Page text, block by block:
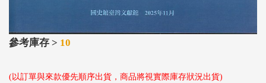
參考庫存 > 10
(以訂單與來款優先順序出貨，商品將視實際庫存狀況出貨)